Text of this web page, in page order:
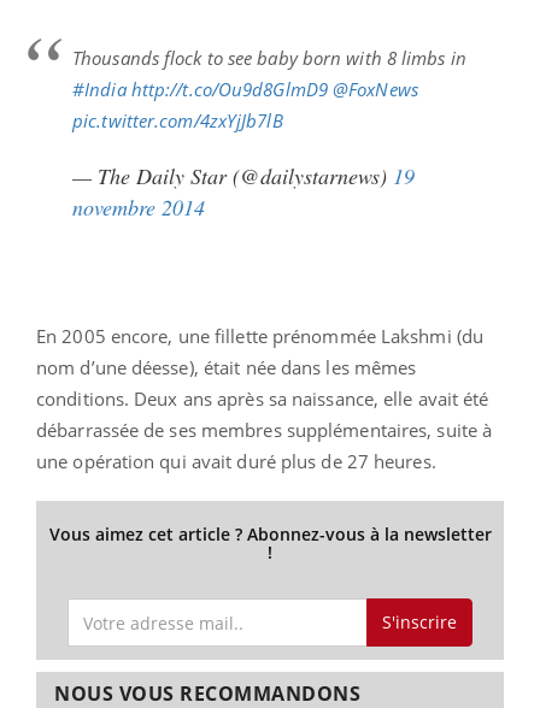
Thousands flock to see baby born with 8 limbs in
#India http://t.co/Ou9d8GlmD9 @FoxNews
pic.twitter.com/4zxYjJb7lB
— The Daily Star (@dailystarnews) 19
novembre 2014
En 2005 encore, une fillette prénommée Lakshmi (du
nom d’une déesse), était née dans les mêmes
conditions. Deux ans après sa naissance, elle avait été
débarrassée de ses membres supplémentaires, suite à
une opération qui avait duré plus de 27 heures.
Vous aimez cet article ? Abonnez-vous à la newsletter
!
S'inscrire
NOUS VOUS RECOMMANDONS